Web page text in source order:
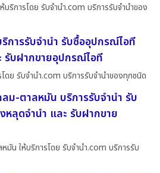
ริการโดย รับจํานํา.com บริการรับจำนำของ
การรับจำนำ รับซื้ออุปกรณ์ไอที
รับฝากขายอุปกรณ์ไอที
ดย รับจํานํา.com บริการรับจำนำของทุกชนิด
ม-ตาลหมัน บริการรับจำนำ รับ
ลุดจำนำ และ รับฝากขาย
มัน ให้บริการโดย รับจํานํา.com บริการรับ